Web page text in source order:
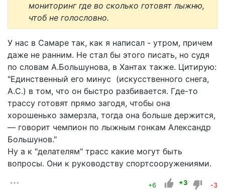
мониторинг где во сколько готовят лыжню,
чтоб не голословно.
У нас в Самаре так, как я написал - утром, причем
даже не ранним. Не стал бы этого писать, но судя
по словам А.Большунова, в Хантах также. Цитирую:
"Единственный его минус (искусственного снега,
А.С.) в том, что он быстро разбивается. Где-то
трассу готовят прямо загодя, чтобы она
хорошенько замерзла, тогда она больше держится,
— говорит чемпион по лыжным гонкам Александр
Большунов."
Ну а к "делателям" трасс какие могут быть
вопросы. Они к руководству спортсооружениями.
+6 +3 -3